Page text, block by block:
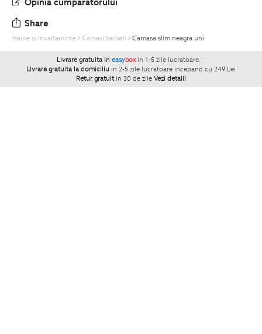
Share
Haine si Incaltaminte Camasi barbati Camasa slim neagra uni
Livrare gratuita in easybox in 1-5 zile lucratoare. `
Livrare gratuita la domiciliu in 2-5 zile lucratoare incepand cu 249 Lei
Retur gratuit in 30 de zile Vezi detalii